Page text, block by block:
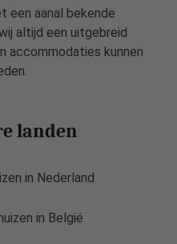
een aanal bekende
altijd een uitgebreid
accommodaties kunnen
landen
in Nederland
in België